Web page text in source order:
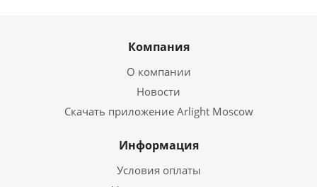
Компания
О компании
Новости
Скачать приложение Arlight Moscow
Информация
Условия оплаты